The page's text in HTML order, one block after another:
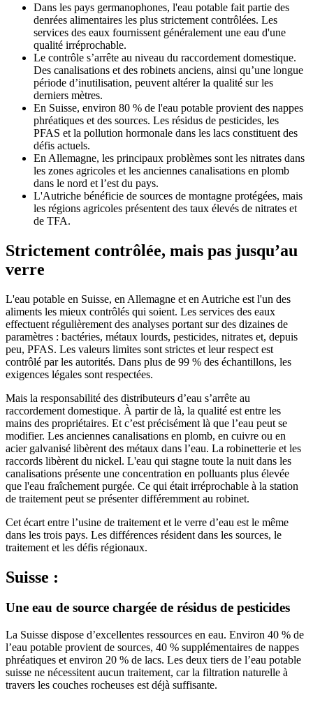
Dans les pays germanophones, l'eau potable fait partie des
denrées alimentaires les plus strictement contrôlées. Les
services des eaux fournissent généralement une eau d'une
qualité irréprochable.
Le contrôle s’arrête au niveau du raccordement domestique.
Des canalisations et des robinets anciens, ainsi qu’une longue
période d’inutilisation, peuvent altérer la qualité sur les
derniers mètres.
En Suisse, environ 80 % de l'eau potable provient des nappes
phréatiques et des sources. Les résidus de pesticides, les
PFAS et la pollution hormonale dans les lacs constituent des
défis actuels.
En Allemagne, les principaux problèmes sont les nitrates dans
les zones agricoles et les anciennes canalisations en plomb
dans le nord et l’est du pays.
L'Autriche bénéficie de sources de montagne protégées, mais
les régions agricoles présentent des taux élevés de nitrates et
de TFA.
Strictement contrôlée, mais pas jusqu’au
verre
L'eau potable en Suisse, en Allemagne et en Autriche est l'un des
aliments les mieux contrôlés qui soient. Les services des eaux
effectuent régulièrement des analyses portant sur des dizaines de
paramètres : bactéries, métaux lourds, pesticides, nitrates et, depuis
peu, PFAS. Les valeurs limites sont strictes et leur respect est
contrôlé par les autorités. Dans plus de 99 % des échantillons, les
exigences légales sont respectées.
Mais la responsabilité des distributeurs d’eau s’arrête au
raccordement domestique. À partir de là, la qualité est entre les
mains des propriétaires. Et c’est précisément là que l’eau peut se
modifier. Les anciennes canalisations en plomb, en cuivre ou en
acier galvanisé libèrent des métaux dans l’eau. La robinetterie et les
raccords libèrent du nickel. L'eau qui stagne toute la nuit dans les
canalisations présente une concentration en polluants plus élevée
que l'eau fraîchement purgée. Ce qui était irréprochable à la station
de traitement peut se présenter différemment au robinet.
Cet écart entre l’usine de traitement et le verre d’eau est le même
dans les trois pays. Les différences résident dans les sources, le
traitement et les défis régionaux.
Suisse :
Une eau de source chargée de résidus de pesticides
La Suisse dispose d’excellentes ressources en eau. Environ 40 % de
l’eau potable provient de sources, 40 % supplémentaires de nappes
phréatiques et environ 20 % de lacs. Les deux tiers de l’eau potable
suisse ne nécessitent aucun traitement, car la filtration naturelle à
travers les couches rocheuses est déjà suffisante.